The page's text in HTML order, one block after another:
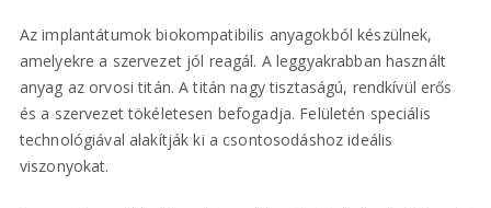
Az implantátumok biokompatibilis anyagokból készülnek,
amelyekre a szervezet jól reagál. A leggyakrabban használt
anyag az orvosi titán. A titán nagy tisztaságú, rendkívül erős
és a szervezet tökéletesen befogadja. Felületén speciális
technológiával alakítják ki a csontosodáshoz ideális
viszonyokat.